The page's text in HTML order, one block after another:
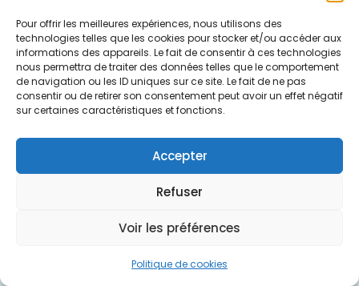
Pour offrir les meilleures expériences, nous utilisons des
technologies telles que les cookies pour stocker et/ou accéder aux
informations des appareils. Le fait de consentir à ces technologies
nous permettra de traiter des données telles que le comportement
de navigation ou les ID uniques sur ce site. Le fait de ne pas
consentir ou de retirer son consentement peut avoir un effet négatif
sur certaines caractéristiques et fonctions.
Accepter
Refuser
Voir les préférences
Politique de cookies
Il facilite grandement les recherches et les
transactions. C’est uneinformation de base
essentiellepour tout investisseur.
Assurez-vous d’utiliser le bon code. Il est crucial pour
Place de cotation principale d’Arkema
L’action Arkema est principalement échangée sur
marché de référence
Des informations sur les ADR existent aussi. Cela